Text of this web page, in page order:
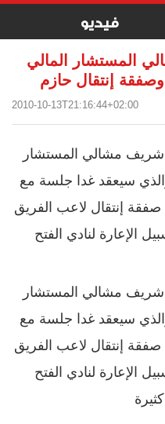
فيديو
المستشار المالي
إنتقال حازم
2010-10-13T21:16:44+02:00
شريف مشالي المستشار
سيعقد غدا جلسة مع
إنتقال لاعب الفريق
الإعارة لنادي الفتح
شريف مشالي المستشار
سيعقد غدا جلسة مع
إنتقال لاعب الفريق
الإعارة لنادي الفتح